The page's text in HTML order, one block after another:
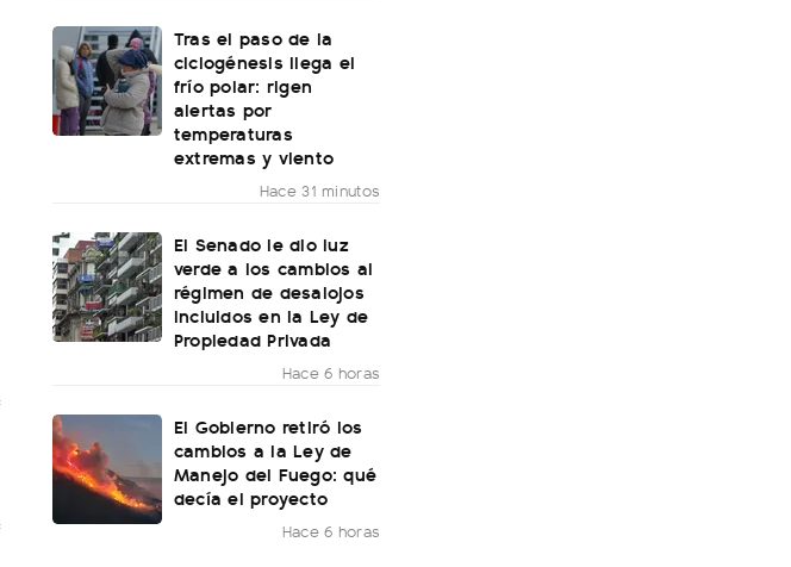
Tras el paso de la
ciclogénesis llega el
frío polar: rigen
alertas por
temperaturas
extremas y viento
Hace 31 minutos
El Senado le dio luz
verde a los cambios al
régimen de desalojos
incluidos en la Ley de
Propiedad Privada
Hace 6 horas
El Gobierno retiró los
cambios a la Ley de
Manejo del Fuego: qué
decía el proyecto
Hace 6 horas